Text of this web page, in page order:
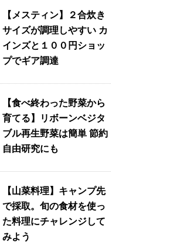
【メスティン】２合炊き
サイズが調理しやすい カ
インズと１００円ショッ
プでギア調達
【食べ終わった野菜から
育てる】リボーンベジタ
ブル再生野菜は簡単 節約
自由研究にも
【山菜料理】キャンプ先
で採取。旬の食材を使っ
た料理にチャレンジして
みよう